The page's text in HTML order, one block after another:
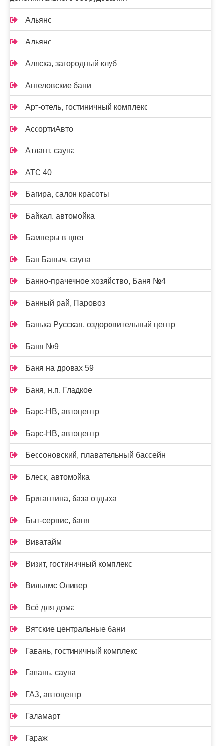
Альянс
Альянс
Аляска, загородный клуб
Ангеловские бани
Арт-отель, гостиничный комплекс
АссортиАвто
Атлант, сауна
АТС 40
Багира, салон красоты
Байкал, автомойка
Бамперы в цвет
Бан Баныч, сауна
Банно-прачечное хозяйство, Баня №4
Банный рай, Паровоз
Банька Русская, оздоровительный центр
Баня №9
Баня на дровах 59
Баня, н.п. Гладкое
Барс-НВ, автоцентр
Барс-НВ, автоцентр
Бессоновский, плавательный бассейн
Блеск, автомойка
Бригантина, база отдыха
Быт-сервис, баня
Виватайм
Визит, гостиничный комплекс
Вильямс Оливер
Всё для дома
Вятские центральные бани
Гавань, гостиничный комплекс
Гавань, сауна
ГАЗ, автоцентр
Галамарт
Гараж